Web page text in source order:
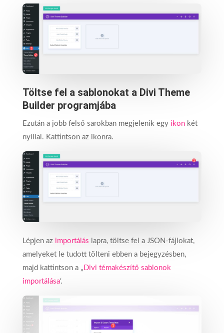
Töltse fel a sablonokat a Divi Theme
Builder programjába
Ezután a jobb felső sarokban megjelenik egy ikonkét
nyíllal. Kattintson az ikonra.
Lépjen az importálás lapra, töltse fel a JSON-fájlokat,
amelyeket le tudott tölteni ebben a bejegyzésben,
majd kattintson a „ Divi témakészítő sablonok
importálása‘.